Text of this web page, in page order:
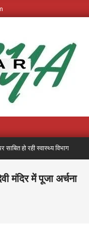
रही स्वास्थ्य विभाग की पहली बार
मंदिर में पूजा अर्चना